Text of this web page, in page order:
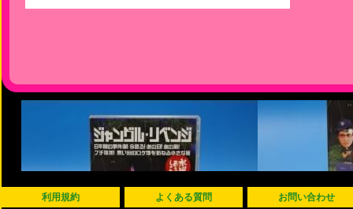
利用規約 よくある質問 お問い合わせ